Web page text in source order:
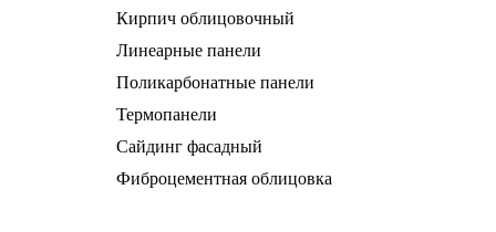
Кирпич облицовочный
Линеарные панели
Поликарбонатные панели
Термопанели
Сайдинг фасадный
Фиброцементная облицовка